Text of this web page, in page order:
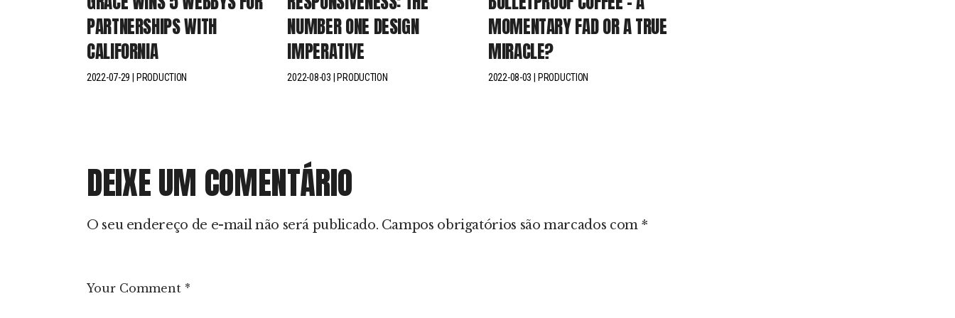
PARTNERSHIPS WITH
CALIFORNIA
2022-07-29 PRODUCTION
NUMBER ONE DESIGN
IMPERATIVE
2022-08-03 PRODUCTION
MOMENTARY FAD OR A TRUE
MIRACLE?
2022-08-03 PRODUCTION
DEIXE UM COMENTÁRIO
O seu endereço de e-mail não será publicado. Campos obrigatórios são marcados com *